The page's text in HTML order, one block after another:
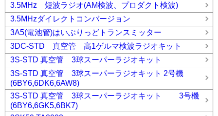
3.5MHz 短波ラジオ(AM検波、プロダクト検波)
3.5MHzダイレクトコンバージョン
3A5(電池管)はいぶりっどトランスミッター
3DC-STD 真空管 高1ゲルマ検波ラジオキット
3S-STD 真空管 3球スーパーラジオキット
3S-STD 真空管 3球スーパーラジオキット 2号機
(6BY6,6DK6,6AW8)
3S-STD 真空管 3球スーパーラジオキット 3号機
(6BY6,6GK5,6BK7)